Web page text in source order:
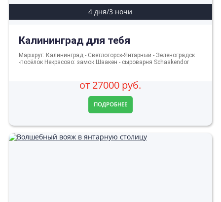
4 дня/3 ночи
Калининград для тебя
Маршрут: Калининград - Светлогорск-Янтарный - Зеленоградск
-посёлок Некрасово: замок Шаакен - сыроварня Schaakendor
от 27000 руб.
ПОДРОБНЕЕ